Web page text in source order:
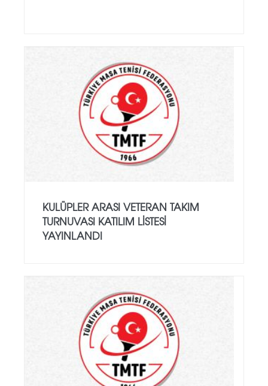
KULÜPLER ARASI VETERAN TAKIM
TURNUVASI KATILIM LISTESI
YAYINLANDI